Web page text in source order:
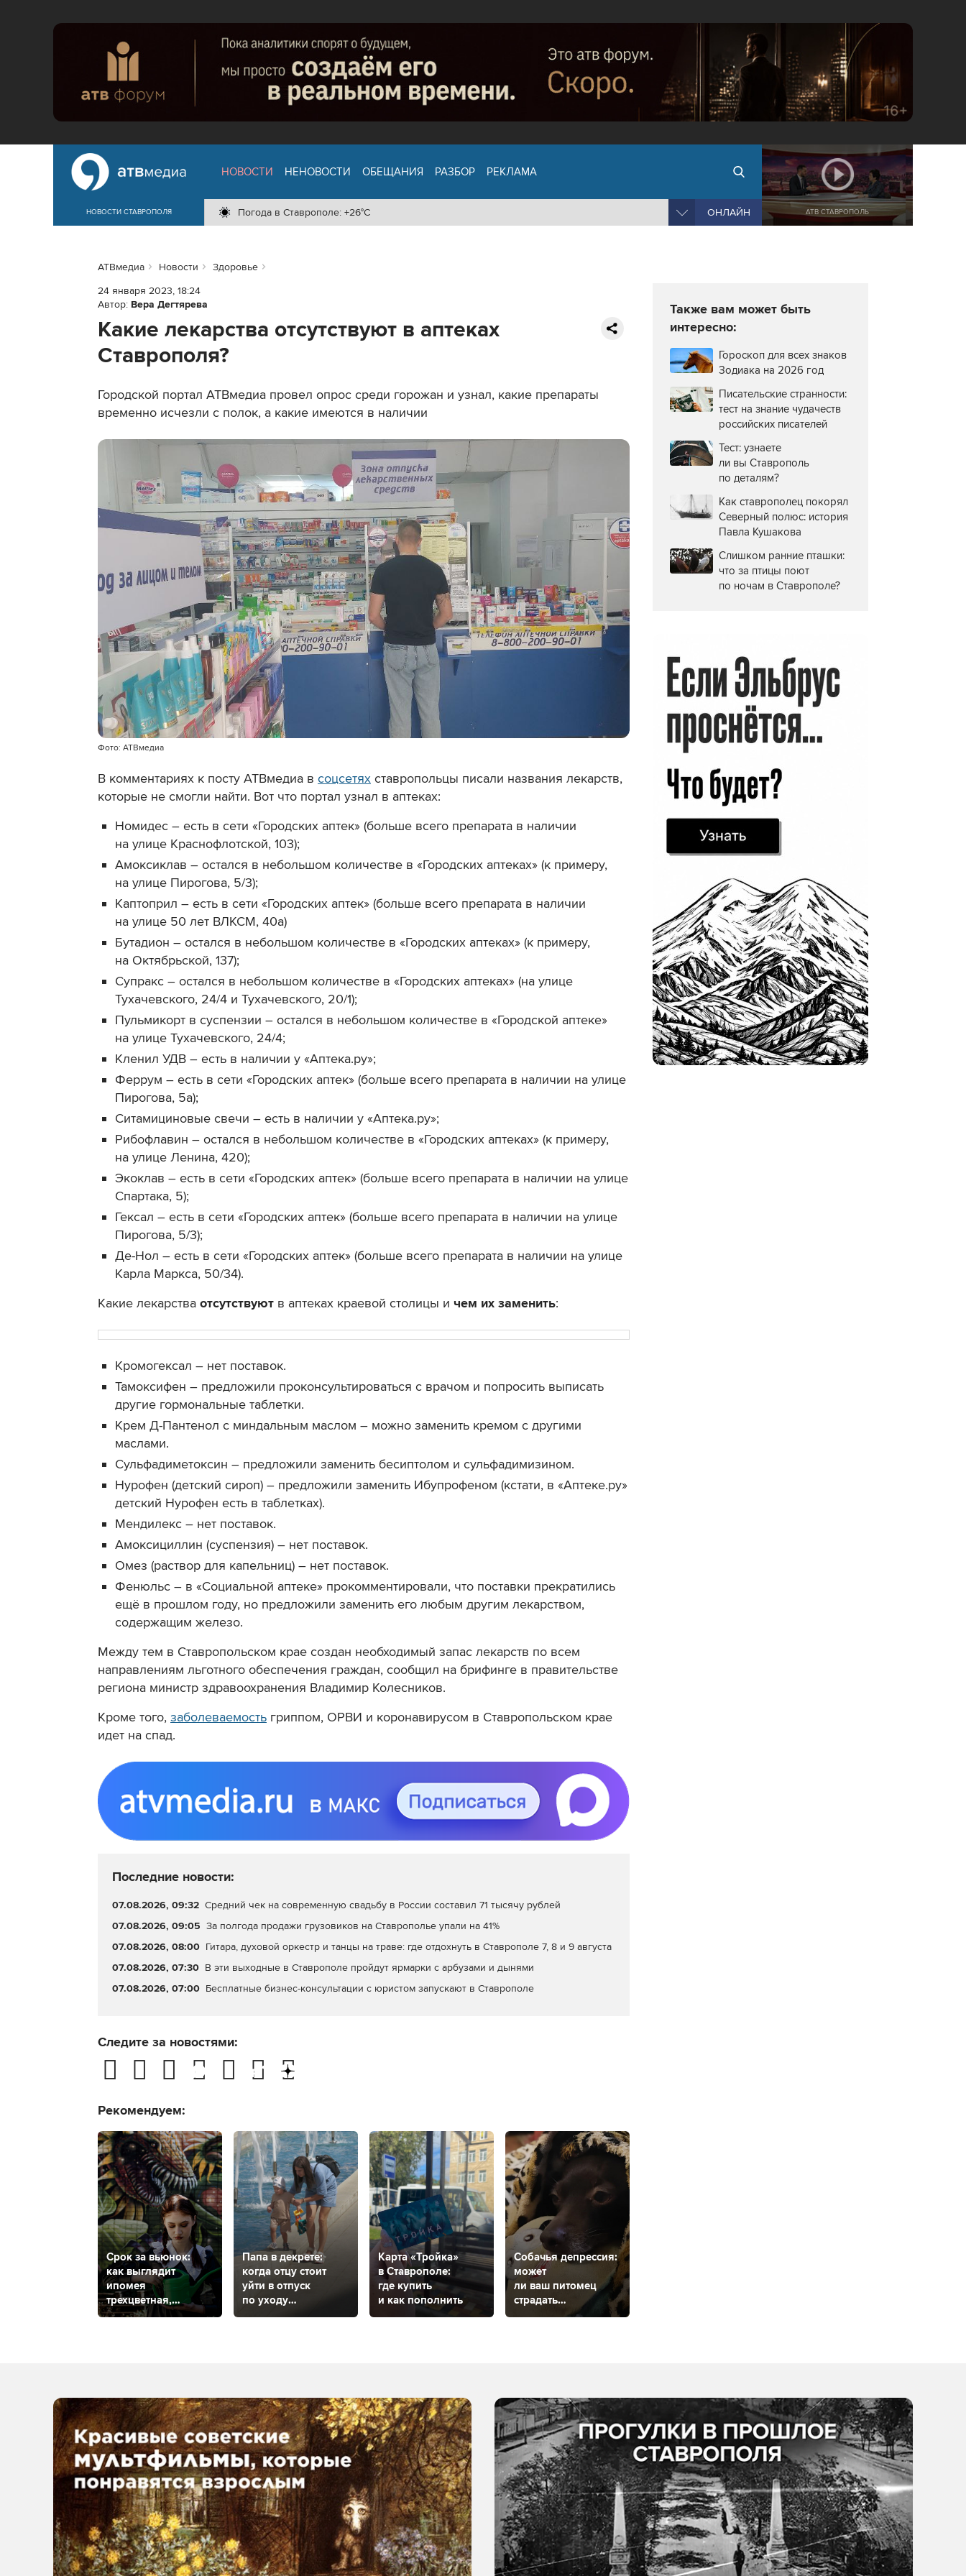
НОВОСТИ СТАВРОПОЛЯ
НОВОСТИ НЕНОВОСТИ ОБЕЩАНИЯ РАЗБОР РЕКЛАМА
Погода в Ставрополе: +26°C ОНЛАЙН АТВ СТАВРОПОЛЬ
АТВмедиа Новости
Здоровье
24 января 2023, 18:24
Автор: Вера Дегтярева
Какие лекарства отсутствуют в аптеках
Ставрополя?
Городской портал АТВмедиа провел опрос среди горожан и узнал, какие препараты
временно исчезли с полок, а какие имеются в наличии
Фото: АТВмедиа
В комментариях к посту АТВмедиа в соцсетях ставропольцы писали названия лекарств,
которые не смогли найти. Вот что портал узнал в аптеках:
Номидес – есть в сети «Городских аптек» (больше всего препарата в наличии
на улице Краснофлотской, 103);
Амоксиклав – остался в небольшом количестве в «Городских аптеках» (к примеру,
на улице Пирогова, 5/3);
Каптоприл – есть в сети «Городских аптек» (больше всего препарата в наличии
на улице 50 лет ВЛКСМ, 40а)
Бутадион – остался в небольшом количестве в «Городских аптеках» (к примеру,
на Октябрьской, 137);
Супракс – остался в небольшом количестве в «Городских аптеках» (на улице
Тухачевского, 24/4 и Тухачевского, 20/1);
Пульмикорт в суспензии – остался в небольшом количестве в «Городской аптеке»
на улице Тухачевского, 24/4;
Кленил УДВ – есть в наличии у «Аптека.ру»;
Феррум – есть в сети «Городских аптек» (больше всего препарата в наличии на улице
Пирогова, 5а);
Ситамициновые свечи – есть в наличии у «Аптека.ру»;
Рибофлавин – остался в небольшом количестве в «Городских аптеках» (к примеру,
на улице Ленина, 420);
Экоклав – есть в сети «Городских аптек» (больше всего препарата в наличии на улице
Спартака, 5);
Гексал – есть в сети «Городских аптек» (больше всего препарата в наличии на улице
Пирогова, 5/3);
Де-Нол – есть в сети «Городских аптек» (больше всего препарата в наличии на улице
Карла Маркса, 50/34).
Какие лекарства отсутствуют в аптеках краевой столицы и чем их заменить:
Кромогексал – нет поставок.
Тамоксифен – предложили проконсультироваться с врачом и попросить выписать
другие гормональные таблетки.
Крем Д-Пантенол с миндальным маслом – можно заменить кремом с другими
маслами.
Сульфадиметоксин – предложили заменить бесиптолом и сульфадимизином.
Нурофен (детский сироп) – предложили заменить Ибупрофеном (кстати, в «Аптеке.ру»
детский Нурофен есть в таблетках).
Мендилекс – нет поставок.
Амоксициллин (суспензия) – нет поставок.
Омез (раствор для капельниц) – нет поставок.
Фенюльс – в «Социальной аптеке» прокомментировали, что поставки прекратились
ещё в прошлом году, но предложили заменить его любым другим лекарством,
содержащим железо.
Между тем в Ставропольском крае создан необходимый запас лекарств по всем
направлениям льготного обеспечения граждан, сообщил на брифинге в правительстве
региона министр здравоохранения Владимир Колесников.
Кроме того, заболеваемость гриппом, ОРВИ и коронавирусом в Ставропольском крае
идет на спад.
Последние новости:
07.08.2026, 09:32 Средний чек на современную свадьбу в России составил 71 тысячу рублей
07.08.2026, 09:05 За полгода продажи грузовиков на Ставрополье упали на 41%
07.08.2026, 08:00 Гитара, духовой оркестр и танцы на траве: где отдохнуть в Ставрополе 7, 8 и 9 августа
07.08.2026, 07:30 В эти выходные в Ставрополе пройдут ярмарки с арбузами и дынями
07.08.2026, 07:00 Бесплатные бизнес-консультации с юристом запускают в Ставрополе
Следите за новостями:
Рекомендуем:
Срок за вьюнок:
как выглядит
ипомея
трехцветная,
что с ней делать
Папа в декрете:
когда отцу стоит
уйти в отпуск
по уходу
за ребенком
Карта «Тройка»
в Ставрополе:
где купить
и как пополнить
Собачья депрессия:
может
ли ваш питомец
страдать
психическим
Также вам может быть
интересно:
Гороскоп для всех знаков
Зодиака на 2026 год
Писательские странности:
тест на знание чудачеств
российских писателей
Тест: узнаете
ли вы Ставрополь
по деталям?
Как ставрополец покорял
Северный полюс: история
Павла Кушакова
Слишком ранние пташки:
что за птицы поют
по ночам в Ставрополе?